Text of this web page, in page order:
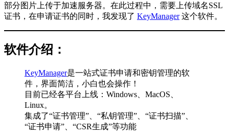
部分图片上传于加速服务器。在此过程中，需要上传域名SSL
证书，在申请证书的同时，我发现了 KeyManager这个软件。
软件介绍：
KeyManager是一站式证书申请和密钥管理的软
件，界面简洁，小白也会操作！
目前已经各平台上线：Windows、MacOS、
Linux。
集成了“证书管理”、“私钥管理”、“证书扫描”、
“证书申请”、“CSR生成”等功能